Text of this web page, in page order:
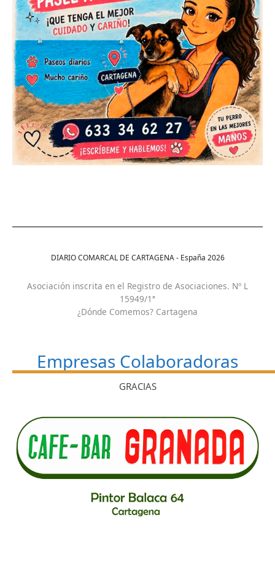
DIARIO COMARCAL DE CARTAGENA - España 2026
Asociación inscrita en el Registro de Asociaciones. Nº L
15949/1ª
¿Dónde Comemos? Cartagena
Empresas Colaboradoras
GRACIAS